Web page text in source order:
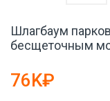
Шлагбаум
бесщеточным
76K₽